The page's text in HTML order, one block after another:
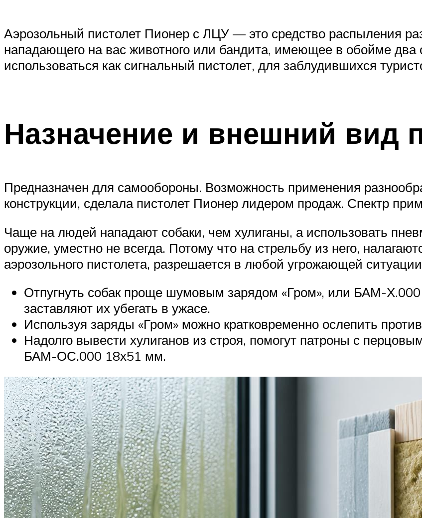
Аэрозольный пистолет Пионер с ЛЦУ — это средство распыления
нападающего на вас животного или бандита, имеющее в обойме
использоваться как сигнальный пистолет, для заблудившихся
Назначение и внешний вид
Предназначен для самообороны. Возможность применения
конструкции, сделала пистолет Пионер лидером продаж. Спектр
Чаще на людей нападают собаки, чем хулиганы, а использовать
оружие, уместно не всегда. Потому что на стрельбу из него,
аэрозольного пистолета, разрешается в любой угрожающей
Отпугнуть собак проще шумовым зарядом «Гром», или БАМ-
заставляют их убегать в ужасе.
Используя заряды «Гром» можно кратковременно ослепить
Надолго вывести хулиганов из строя, помогут патроны с
БАМ-ОС.000 18х51 мм.